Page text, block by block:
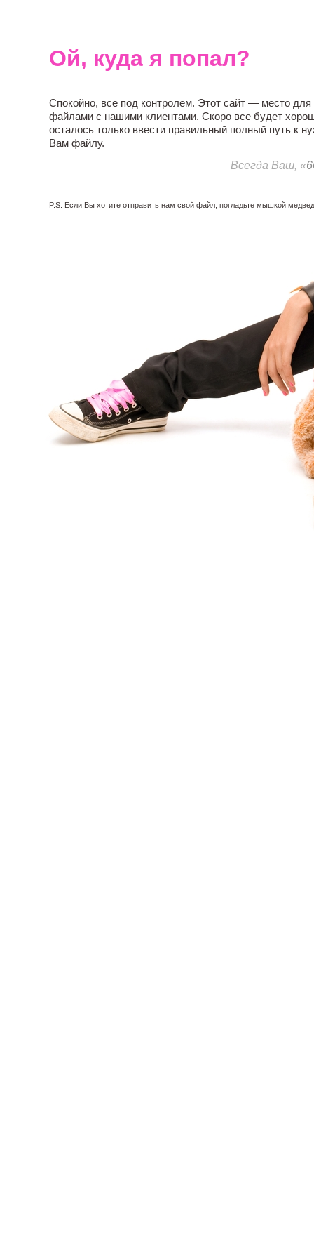
Ой, куда я попал?
Спокойно, все под контролем. Этот сайт — место
файлами с нашими клиентами. Скоро все будет
осталось только ввести правильный полный путь к
Вам файлу.
Всегда Ваш, «
P.S. Если Вы хотите отправить нам свой файл, погладьте мышкой